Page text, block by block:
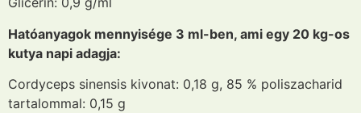
Hatóanyagok mennyisége 3 ml-ben, ami egy 20 kg-os
kutya napi adagja:
Cordyceps sinensis kivonat: 0,18 g, 85 % poliszacharid
tartalommal: 0,15 g